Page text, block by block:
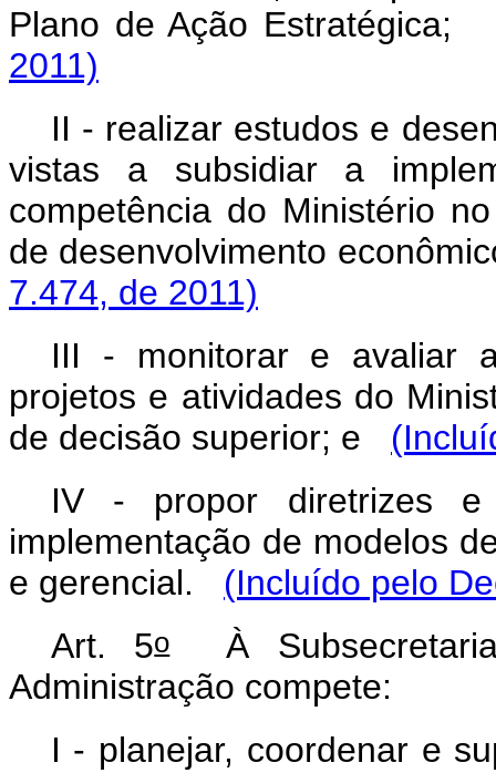
Plano de Ação
2011)
II - realizar estudos e
vistas a subsidiar a
competência do Ministério
de desenvolvimento
7.474, de 2011)
III - monitorar e avaliar
projetos e atividades do
de decisão superior; e
IV - propor diretrizes e
implementação de modelos
e gerencial.
(Incluído pelo
Art. 5oÀ Subsecretaria
Administração compete:
I - planejar, coordenar e